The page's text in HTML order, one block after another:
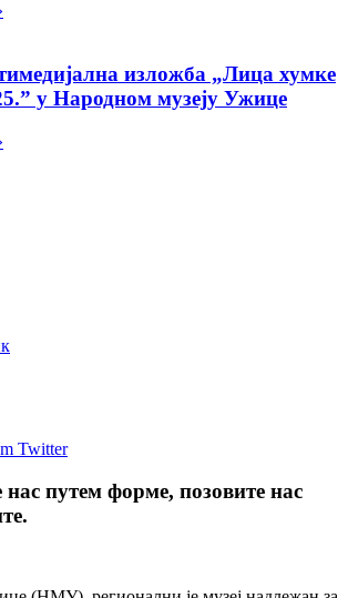
изложба „Лица хумке
у Народном музеју Ужице
Twitter
нас путем форме, позовите нас